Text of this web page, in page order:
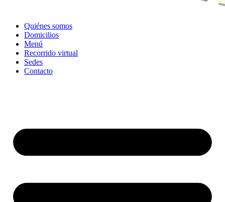
Quiénes somos
Domicilios
Menú
Recorrido virtual
Sedes
Contacto